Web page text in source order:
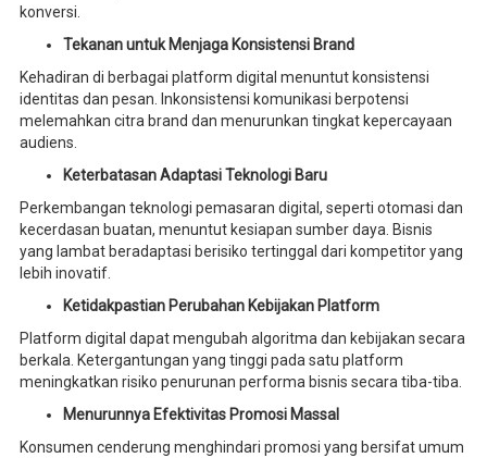
konversi.
Tekanan untuk Menjaga Konsistensi Brand
Kehadiran di berbagai platform digital menuntut konsistensi
identitas dan pesan. Inkonsistensi komunikasi berpotensi
melemahkan citra brand dan menurunkan tingkat kepercayaan
audiens.
Keterbatasan Adaptasi Teknologi Baru
Perkembangan teknologi pemasaran digital, seperti otomasi dan
kecerdasan buatan, menuntut kesiapan sumber daya. Bisnis
yang lambat beradaptasi berisiko tertinggal dari kompetitor yang
lebih inovatif.
Ketidakpastian Perubahan Kebijakan Platform
Platform digital dapat mengubah algoritma dan kebijakan secara
berkala. Ketergantungan yang tinggi pada satu platform
meningkatkan risiko penurunan performa bisnis secara tiba-tiba.
Menurunnya Efektivitas Promosi Massal
Konsumen cenderung menghindari promosi yang bersifat umum